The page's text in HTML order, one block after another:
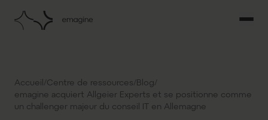
Accueil Centre de ressources Blog
emagine acquiert Allgeier Experts et se positionne comme
un challenger majeur du conseil IT en Allemagne